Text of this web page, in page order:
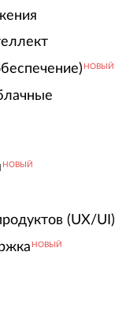
НОВЫЙ
НОВЫЙ
(UX/UI)
НОВЫЙ